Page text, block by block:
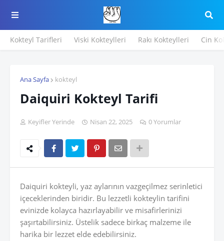
Kokteyl Tarifleri Viski Kokteylleri Rakı Kokteylleri Cin
Ana Sayfa kokteyl
Daiquiri Kokteyl Tarifi
Keyifler Yerinde Nisan 22, 2025 0 Yorumlar
Daiquiri kokteyli, yaz aylarının vazgeçilmez serinletici
içeceklerinden biridir. Bu lezzetli kokteylin tarifini
evinizde kolayca hazırlayabilir ve misafirlerinizi
şaşırtabilirsiniz. Üstelik sadece birkaç malzeme ile
harika bir lezzet elde edebilirsiniz.